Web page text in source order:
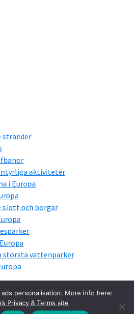
stränder
aktiviteter
i Europa
slott och borgar
största vattenparker
personalisation. More info here:
Privacy & Terms site